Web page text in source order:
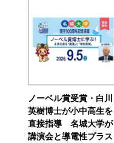
ノーベル賞受賞・白川
英樹博士が小中高生を
直接指導 名城大学が
講演会と導電性プラス